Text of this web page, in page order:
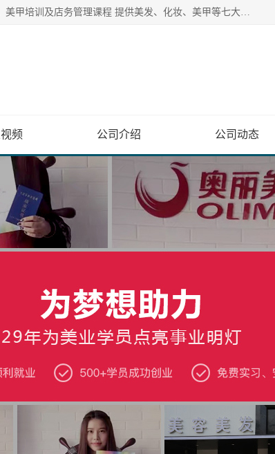
奥丽美容美发彩妆培训学校提供多种美发培训、美容培训、化妆培训、美甲培训及店务管理课程 提供美发、化妆、美甲等七大美业课程
频 公司介绍 公司动态